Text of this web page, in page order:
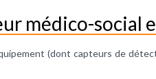
médico-social
(dont capteurs de